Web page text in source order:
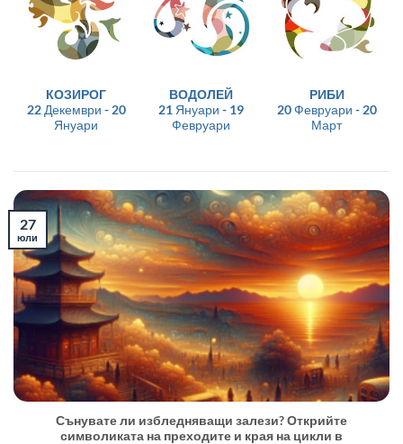
КОЗИРОГ
22 Декември - 20
Януари
ВОДОЛЕЙ
21 Януари - 19
Февруари
РИБИ
20 Февруари - 20
Март
Сънувате ли избледняващи залези? Открийте
символиката на преходите и края на цикли в
27
юли